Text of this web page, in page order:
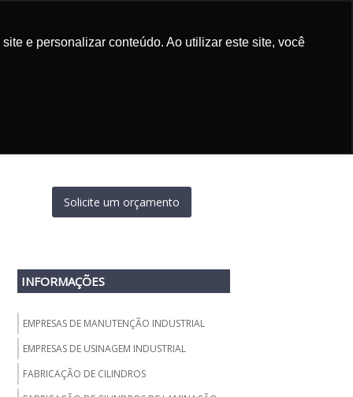
e personalizar conteúdo. Ao utilizar este site, você
Solicite um orçamento
INFORMAÇÕES
EMPRESAS DE MANUTENÇÃO INDUSTRIAL
EMPRESAS DE USINAGEM INDUSTRIAL
FABRICAÇÃO DE CILINDROS